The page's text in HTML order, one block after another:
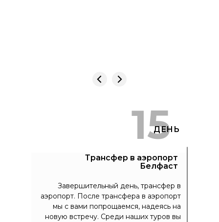
ДЕНЬ
Завершительный день, трансфер в
аэропорт. После трансфера в аэропорт
мы с вами попрощаемся, надеясь на
новую встречу. Среди наших туров вы
15
Трансфер в аэропорт
Белфаст